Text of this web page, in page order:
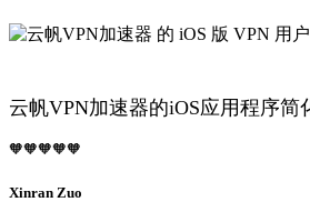
云帆VPN加速器的iOS应用程序简
🧡🧡🧡🧡🧡
Xinran Zuo